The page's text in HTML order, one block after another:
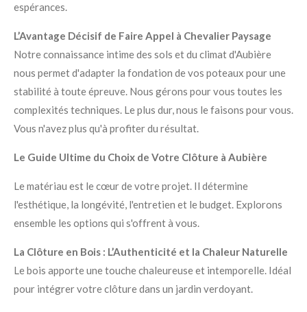
espérances.
L’Avantage Décisif de Faire Appel à Chevalier Paysage
Notre connaissance intime des sols et du climat d'Aubière
nous permet d'adapter la fondation de vos poteaux pour une
stabilité à toute épreuve. Nous gérons pour vous toutes les
complexités techniques. Le plus dur, nous le faisons pour vous.
Vous n'avez plus qu'à profiter du résultat.
Le Guide Ultime du Choix de Votre Clôture à Aubière
Le matériau est le cœur de votre projet. Il détermine
l'esthétique, la longévité, l'entretien et le budget. Explorons
ensemble les options qui s'offrent à vous.
La Clôture en Bois : L’Authenticité et la Chaleur Naturelle
Le bois apporte une touche chaleureuse et intemporelle. Idéal
pour intégrer votre clôture dans un jardin verdoyant.